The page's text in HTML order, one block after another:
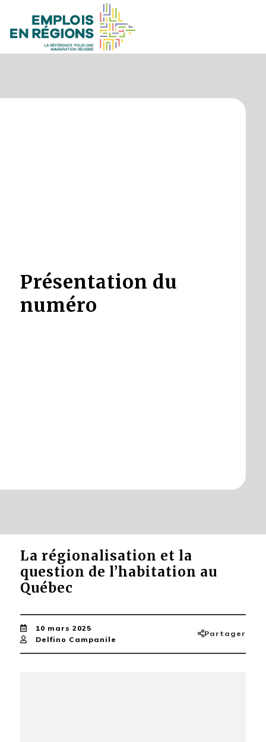
Présentation du
numéro
La régionalisation et la
question de l’habitation au
Québec
10 mars 2025
Delfino Campanile
Partager